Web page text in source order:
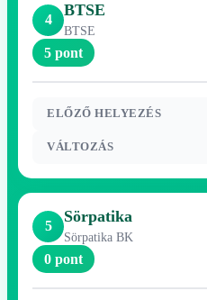
4
BTSE
BTSE
5 pont
ELŐZŐ HELYEZÉS
VÁLTOZÁS
5
Sörpatika
Sörpatika BK
0 pont